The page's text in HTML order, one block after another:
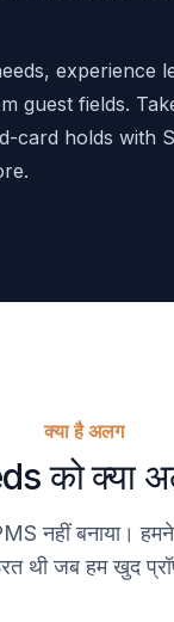
experience
guest fields.
card holds with
क्या है अलग
को क्या
नहीं बनाया। हमने
थी जब हम खुद